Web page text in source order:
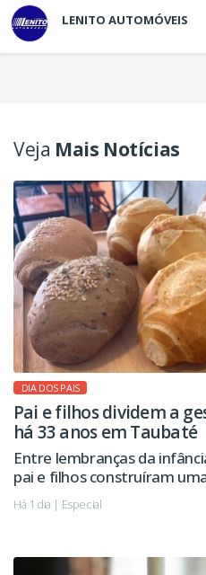
LENITO AUTOMÓVEIS
Veja Mais Notícias
DIA DOS PAIS
Pai e filhos dividem a
há 33 anos em Taubaté
Entre lembranças da
pai e filhos construíram
estende à administração da
Há 1 dia | Especial